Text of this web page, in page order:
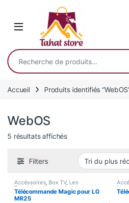
Recherche pour :
Accueil Produits identifiés
WebOS
5 résultats affichésTrié du plus récent
Filters
Accéssoires, Box TV, Les
Populaires Nouvel Arrivage
Smart Home
Télécommande Magic pour LG
MR25